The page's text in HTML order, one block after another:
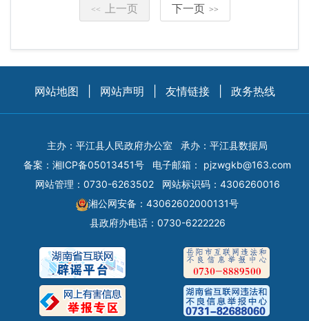
<< 上一页 下一页 >>
网站地图 网站声明 友情链接 政务热线
主办：平江县人民政府办公室
承办：平江县数据局
备案： 湘ICP备05013451号 电子邮箱： pjzwgkb@163.com
网站管理：0730-6263502
网站标识码：4306260016
湘公网安备：43062602000131号
县政府办电话：0730-6222226